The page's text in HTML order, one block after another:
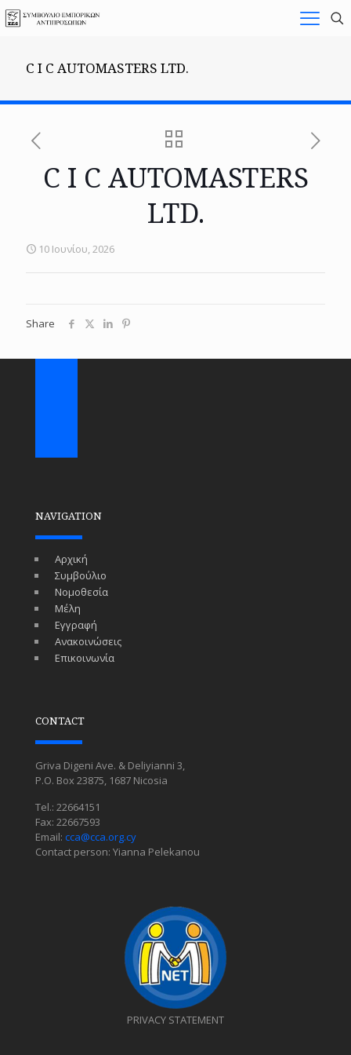
C I C AUTOMASTERS LTD.
C I C AUTOMASTERS
LTD.
10 Ιουνίου, 2026
Share
NAVIGATION
Αρχική
Συμβούλιο
Νομοθεσία
Μέλη
Εγγραφή
Ανακοινώσεις
Επικοινωνία
CONTACT
Griva Digeni Ave. & Deliyianni 3,
P.O. Box 23875, 1687 Nicosia
Tel.: 22664151
Fax: 22667593
Email: cca@cca.org.cy
Contact person: Yianna Pelekanou
PRIVACY STATEMENT